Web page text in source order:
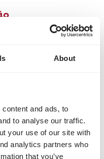
About
and ads, to
to analyse our traffic.
your use of our site with
analytics partners who
that you’ve
Uma boa dieta,
grandes e grossas,
parece aumentar a
tenha dermatite
de mosquitos.
e secas. Se não